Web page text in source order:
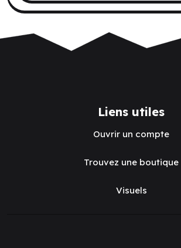
Liens utiles
Ouvrir un compte
Trouvez une boutique
Visuels